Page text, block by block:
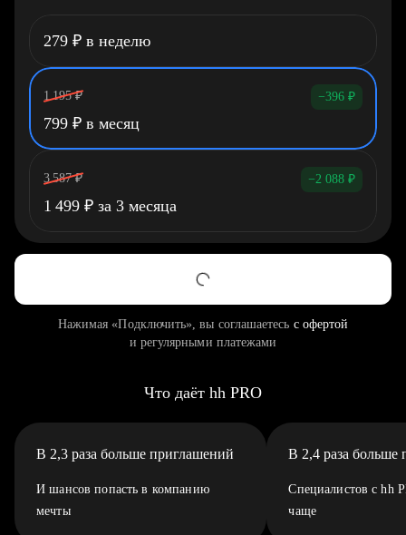
279 ₽ в неделю
1 195 ₽ −396 ₽
799 ₽ в месяц
3 587 ₽ −2 088 ₽
1 499 ₽ за 3 месяца
Нажимая «Подключить», вы соглашаетесь с офертой
и регулярными платежами
Что даёт hh PRO
В 2,3 раза больше приглашений
И шансов попасть в компанию
мечты
В 2,4 раза больше
Специалистов с hh
чаще